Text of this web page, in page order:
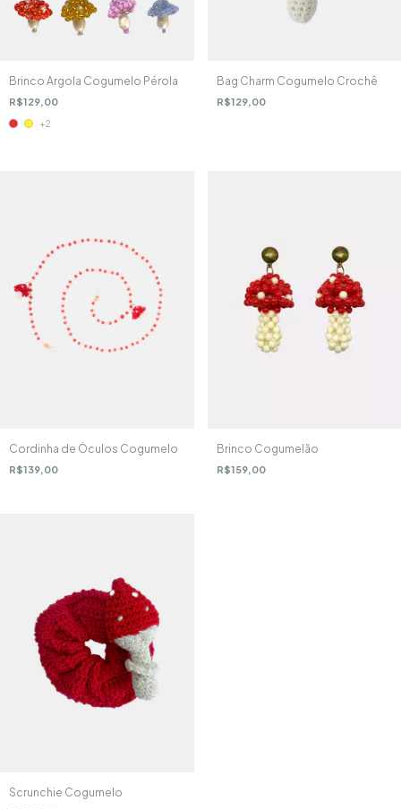
Brinco Argola Cogumelo Pérola
R$129,00
+2
Bag Charm Cogumelo Crochê
R$129,00
Cordinha de Óculos Cogumelo
R$139,00
Brinco Cogumelão
R$159,00
Scrunchie Cogumelo